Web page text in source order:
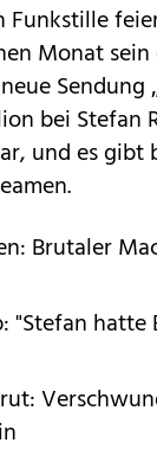
Funkstille
Monat
bei Stefan
und es gibt
Brutaler
"Stefan